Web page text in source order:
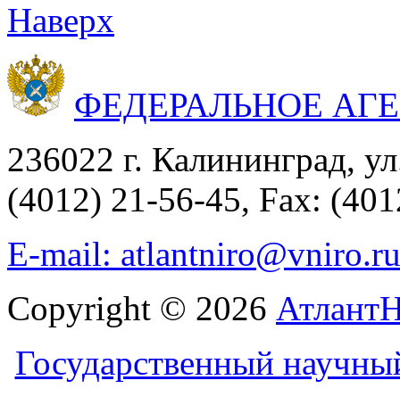
Наверх
ФЕДЕРАЛЬНОЕ
236022 г. Калининград,
(4012) 21-56-45, Fax:
E-mail: atlantniro@vniro.ru
Copyright © 2026
Государственный